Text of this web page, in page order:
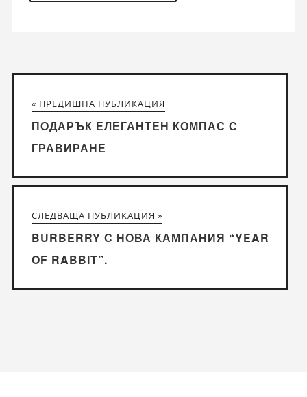
« ПРЕДИШНА ПУБЛИКАЦИЯ
ПОДАРЪК ЕЛЕГАНТЕН КОМПАС С
ГРАВИРАНЕ
СЛЕДВАЩА ПУБЛИКАЦИЯ »
BURBERRY С НОВА КАМПАНИЯ “YEAR
OF RABBIT”.